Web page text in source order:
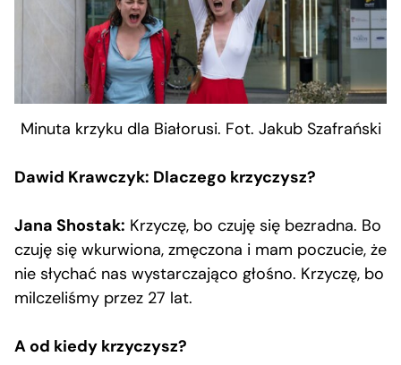
Minuta krzyku dla Białorusi. Fot. Jakub Szafrański
Dawid Krawczyk: Dlaczego krzyczysz?
Jana Shostak: Krzyczę, bo czuję się bezradna. Bo
czuję się wkurwiona, zmęczona i mam poczucie, że
nie słychać nas wystarczająco głośno. Krzyczę, bo
milczeliśmy przez 27 lat.
A od kiedy krzyczysz?